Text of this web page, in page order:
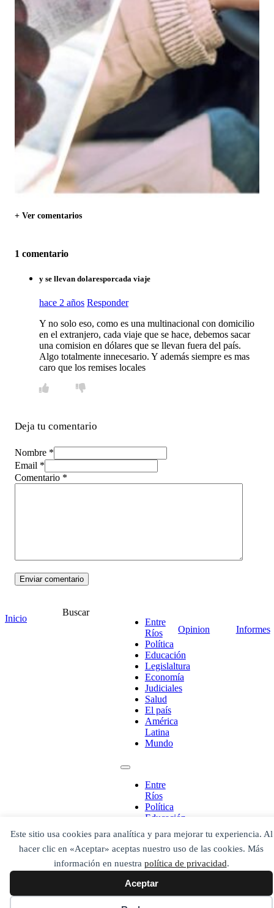
Este sitio usa cookies para analítica y para mejorar tu experiencia. Al
hacer clic en «Aceptar» aceptas nuestro uso de las cookies. Más
información en nuestra política de privacidad.
Aceptar
+ Ver comentarios
1 comentario
y se llevan dolaresporcada viaje
hace 2 años Responder
Y no solo eso, como es una multinacional con domicilio
en el extranjero, cada viaje que se hace, debemos sacar
una comision en dólares que se llevan fuera del país.
Algo totalmente innecesario. Y además siempre es mas
caro que los remises locales
Deja tu comentario
Nombre *
Email *
Comentario *
Inicio
Buscar
Entre
Ríos
Política
Educación
Legislaltura
Economía
Judiciales
Salud
El país
América
Latina
Mundo
Entre
Ríos
Política
Educación
Legislaltura
Economía
Judiciales
Salud
El país
América
Latina
Opinion Informes
¡Ponete en contacto!
Escribe aquí abajo lo que desees buscar
Buscar